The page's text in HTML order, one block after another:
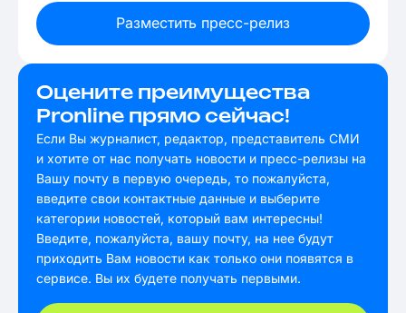
Разместить пресс-релиз
Оцените преимущества
Pronline прямо сейчас!
Если Вы журналист, редактор, представитель СМИ
и хотите от нас получать новости и пресс-релизы на
Вашу почту в первую очередь, то пожалуйста,
введите свои контактные данные и выберите
категории новостей, который вам интересны!
Введите, пожалуйста, вашу почту, на нее будут
приходить Вам новости как только они появятся в
сервисе. Вы их будете получать первыми.